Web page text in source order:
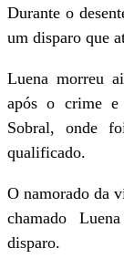
Durante o
um disparo que
Luena morreu
após o crime e
Sobral, onde
qualificado.
O namorado da
chamado
disparo.